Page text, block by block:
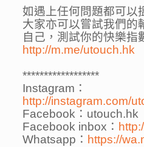
如遇上任何問題都可以
大家亦可以嘗試我們的
自己，測試你的快樂指
http://m.me/utouch.hk
******************
Instagram：
http://instagram.com/
Facebook：utouch.hk
Facebook inbox：
Whatsapp： https://